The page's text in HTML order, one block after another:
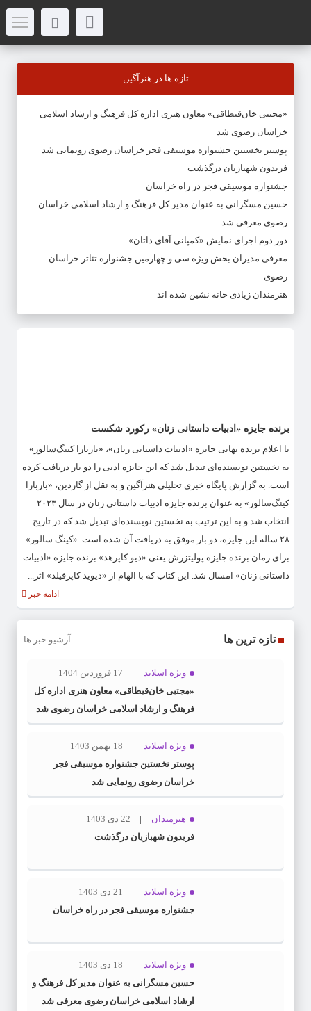
تازه ها در هنرآگین
«مجتبی خان‌قیطاقی» معاون هنری اداره کل فرهنگ و ارشاد اسلامی
خراسان رضوی شد
پوستر نخستین جشنواره موسیقی فجر خراسان رضوی رونمایی شد
فریدون شهبازیان درگذشت
جشنواره موسیقی فجر در راه خراسان
حسین مسگرانی به عنوان مدیر کل فرهنگ و ارشاد اسلامی خراسان
رضوی معرفی شد
دور دوم اجرای نمایش «کمپانی آقای داتان»
معرفی مدیران بخش ویژه سی و چهارمین جشنواره تئاتر خراسان
رضوی
هنرمندان زیادی خانه نشین شده اند
برنده جایزه «ادبیات داستانی زنان» رکورد شکست
با اعلام برنده نهایی جایزه «ادبیات داستانی زنان»، «باربارا کینگ‌سالور»
به نخستین نویسنده‌ای تبدیل شد که این جایزه ادبی را دو بار دریافت کرده
است. به گزارش پایگاه خبری تحلیلی هنرآگین و به نقل از گاردین، «باربارا
کینگ‌سالور» به عنوان برنده جایزه ادبیات داستانی زنان در سال ۲۰۲۳
انتخاب شد و به این ترتیب به نخستین نویسنده‌ای تبدیل شد که در تاریخ
۲۸ ساله این جایزه، دو بار موفق به دریافت آن شده است. «کینگ سالور»
برای رمان برنده جایزه پولیتزرش یعنی «دیو کاپرهد» برنده جایزه «ادبیات
داستانی زنان» امسال شد. این کتاب که با الهام از «دیوید کاپرفیلد» اثر...
ادامه خبر
تازه ترین ها آرشیو خبر ها
ویژه اسلاید
17 فروردین 1404
«مجتبی خان‌قیطاقی» معاون هنری اداره کل
فرهنگ و ارشاد اسلامی خراسان رضوی شد
ویژه اسلاید
18 بهمن 1403
پوستر نخستین جشنواره موسیقی فجر
خراسان رضوی رونمایی شد
هنرمندان
22 دی 1403
فریدون شهبازیان درگذشت
ویژه اسلاید
21 دی 1403
جشنواره موسیقی فجر در راه خراسان
ویژه اسلاید
18 دی 1403
حسین مسگرانی به عنوان مدیر کل فرهنگ و
ارشاد اسلامی خراسان رضوی معرفی شد